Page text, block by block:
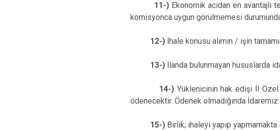
11-) Ekonomik acıdan en
komisyonca uygun görülmemesi
12-) İhale konusu alımın / işin
13-) İlanda bulunmayan hususlarda
14-) Yüklenicinin hak edişi İl
ödenecektir. Ödenek olmadığında
15-) Birlik; ihaleyi yapıp